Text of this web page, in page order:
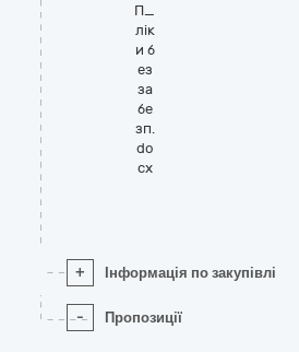
П_
лік
и б
ез
за
бе
зп.
do
cx
+ Інформація по закупівлі
- Пропозиції